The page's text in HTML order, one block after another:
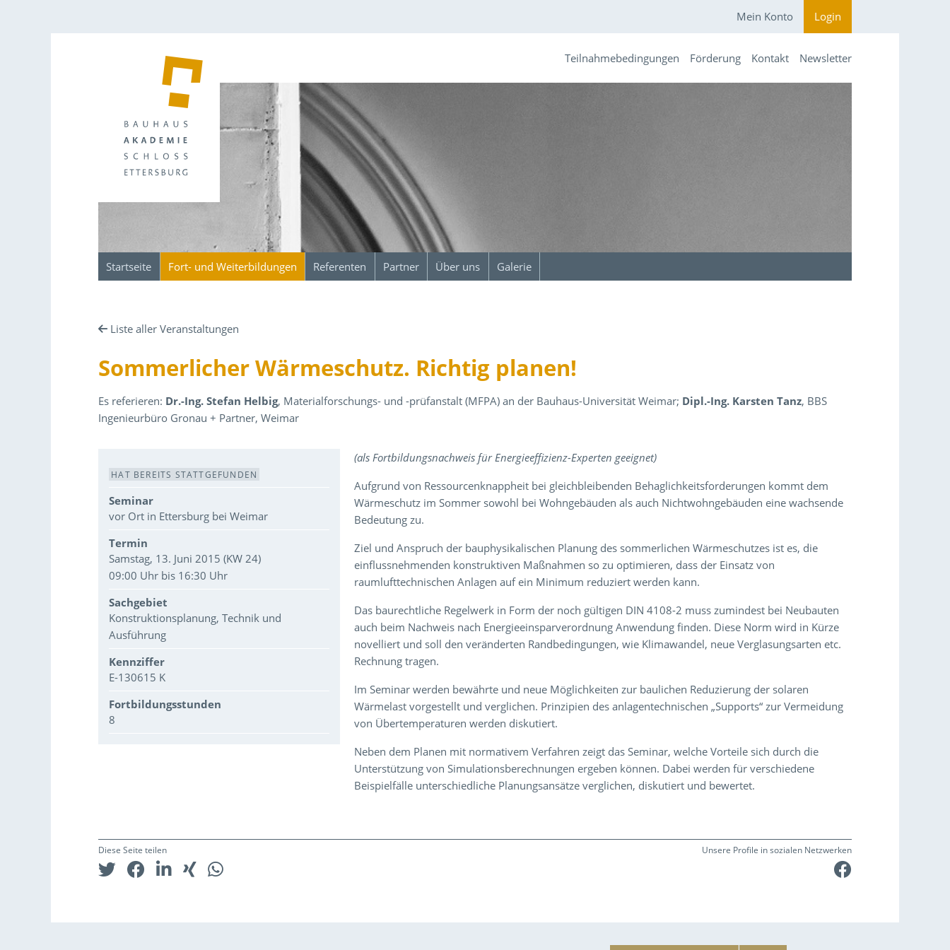
Mein Konto Login
Startseite Fort- und Weiterbildungen Referenten Partner Über uns Galerie
Teilnahmebedingungen Förderung Kontakt Newsletter
Liste aller Veranstaltungen
Sommerlicher Wärmeschutz. Richtig planen!
Es referieren: Dr.-Ing. Stefan Helbig, Materialforschungs- und -prüfanstalt (MFPA) an der Bauhaus-Universität Weimar; Dipl.-Ing. Karsten Tanz, BBS
Ingenieurbüro Gronau + Partner, Weimar
Veranstaltungsdaten
HAT BEREITS STATTGEFUNDEN
Seminar
vor Ort in Ettersburg bei Weimar
Termin
Samstag, 13. Juni 2015 (KW 24)
09:00 Uhr bis 16:30 Uhr
Sachgebiet
Konstruktionsplanung, Technik und
Ausführung
Kennziffer
E-130615 K
Fortbildungsstunden
8
Über den Inhalt der Veranstaltung
(als Fortbildungsnachweis für Energieeffizienz-Experten geeignet)
Aufgrund von Ressourcenknappheit bei gleichbleibenden Behaglichkeitsforderungen kommt dem
Wärmeschutz im Sommer sowohl bei Wohngebäuden als auch Nichtwohngebäuden eine wachsende
Bedeutung zu.
Ziel und Anspruch der bauphysikalischen Planung des sommerlichen Wärmeschutzes ist es, die
einflussnehmenden konstruktiven Maßnahmen so zu optimieren, dass der Einsatz von
raumlufttechnischen Anlagen auf ein Minimum reduziert werden kann.
Das baurechtliche Regelwerk in Form der noch gültigen DIN 4108-2 muss zumindest bei Neubauten
auch beim Nachweis nach Energieeinsparverordnung Anwendung finden. Diese Norm wird in Kürze
novelliert und soll den veränderten Randbedingungen, wie Klimawandel, neue Verglasungsarten etc.
Rechnung tragen.
Im Seminar werden bewährte und neue Möglichkeiten zur baulichen Reduzierung der solaren
Wärmelast vorgestellt und verglichen. Prinzipien des anlagentechnischen „Supports“ zur Vermeidung
von Übertemperaturen werden diskutiert.
Neben dem Planen mit normativem Verfahren zeigt das Seminar, welche Vorteile sich durch die
Unterstützung von Simulationsberechnungen ergeben können. Dabei werden für verschiedene
Beispielfälle unterschiedliche Planungsansätze verglichen, diskutiert und bewertet.
Diese Seite teilen Unsere Profile in sozialen Netzwerken